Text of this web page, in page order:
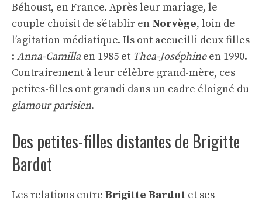
Béhoust, en France. Après leur mariage, le
couple choisit de s’établir en Norvège, loin de
l’agitation médiatique. Ils ont accueilli deux filles
: Anna-Camilla en 1985 et Thea-Joséphineen 1990.
Contrairement à leur célèbre grand-mère, ces
petites-filles ont grandi dans un cadre éloigné du
glamour parisien.
Des petites-filles distantes de Brigitte
Bardot
Les relations entre Brigitte Bardot et ses